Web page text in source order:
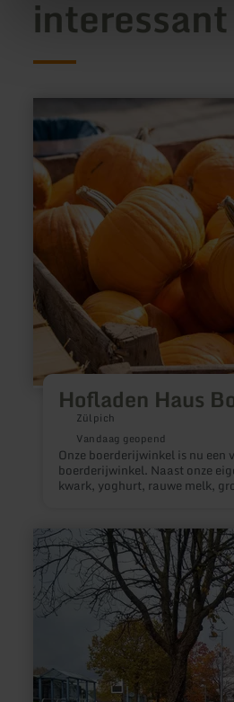
Hofladen Haus
Zülpich
Vandaag geopend
Onze boerderijwinkel is nu
boerderijwinkel. Naast onze
kwark, yoghurt, rauwe melk,
voor iedereen!
informatie
Hofladen
Haus
Bollheim
meer
informatie
over:
Parkplatz
Bushof
Simmerath